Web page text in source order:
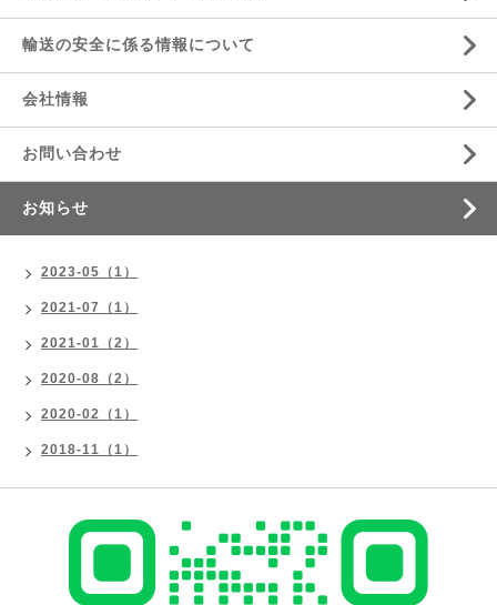
輸送の安全に係る情報について
会社情報
お問い合わせ
お知らせ
2023-05（1）
2021-07（1）
2021-01（2）
2020-08（2）
2020-02（1）
2018-11（1）